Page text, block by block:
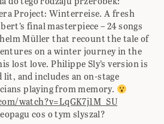
Project: Winterreise. A fresh
final masterpiece – 24 songs
Müller that recount the tale of
on a winter journey in the
lost love. Philippe Sly’s version is
lit, and includes an on-stage
playing from memory.
watch?v=LqGK7j1M_SU
cos o tym slyszal?